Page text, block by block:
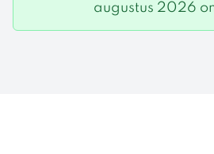
augustus 2026